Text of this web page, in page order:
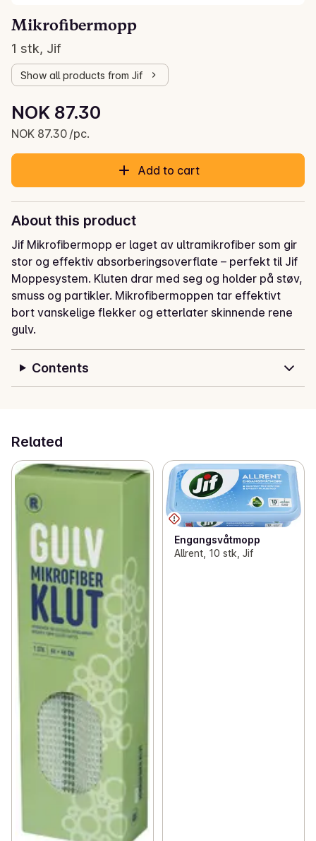
Mikrofibermopp
1 stk, Jif
Show all products from Jif
Current price is: NOK 87.30
NOK 87.30
NOK 87.30 /pc.
Unit price: NOK 87.30 /pc.
Add to cart
About this product
Jif Mikrofibermopp er laget av ultramikrofiber som gir
stor og effektiv absorberingsoverflate – perfekt til Jif
Moppesystem. Kluten drar med seg og holder på støv,
smuss og partikler. Mikrofibermoppen tar effektivt
bort vanskelige flekker og etterlater skinnende rene
gulv.
Contents
Related
Engangsvåtmopp
Allrent, 10 stk, Jif